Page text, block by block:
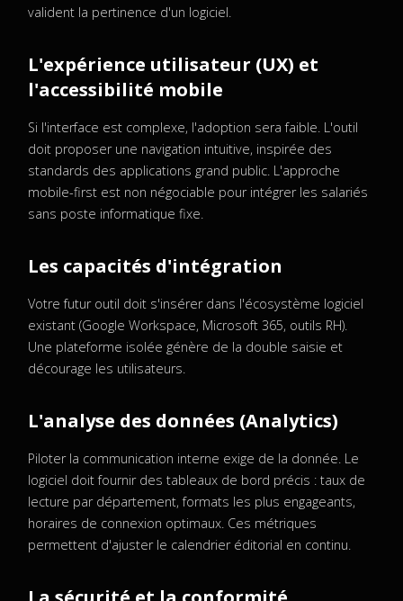
valident la pertinence d'un logiciel.
L'expérience utilisateur (UX) et
l'accessibilité mobile
Si l'interface est complexe, l'adoption sera faible. L'outil
doit proposer une navigation intuitive, inspirée des
standards des applications grand public. L'approche
mobile-first est non négociable pour intégrer les salariés
sans poste informatique fixe.
Les capacités d'intégration
Votre futur outil doit s'insérer dans l'écosystème logiciel
existant (Google Workspace, Microsoft 365, outils RH).
Une plateforme isolée génère de la double saisie et
décourage les utilisateurs.
L'analyse des données (Analytics)
Piloter la communication interne exige de la donnée. Le
logiciel doit fournir des tableaux de bord précis : taux de
lecture par département, formats les plus engageants,
horaires de connexion optimaux. Ces métriques
permettent d'ajuster le calendrier éditorial en continu.